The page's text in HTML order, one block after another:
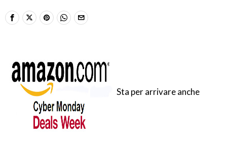
Sta per arrivare anche